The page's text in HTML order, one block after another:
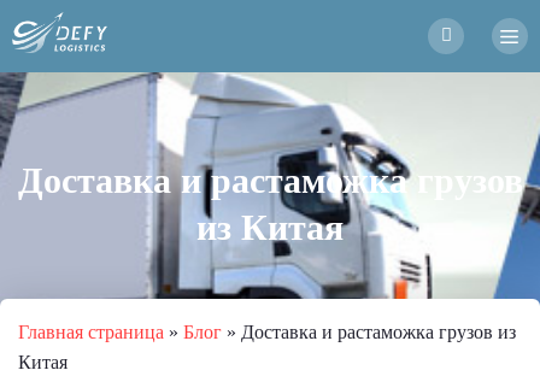
Доставка и растаможка грузов
из Китая
Главная страница » Блог » Доставка и растаможка грузов из
Китая